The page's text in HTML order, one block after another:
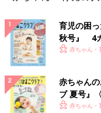
育児の困
秋号』 4
いっぱい！
赤ちゃん・
赤ちゃん
ブ 夏号』
く！ おっ
赤ちゃん・